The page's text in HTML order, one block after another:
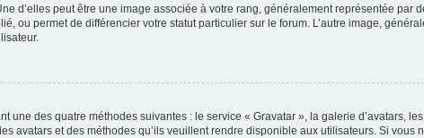
d’elles peut être une image associée à votre rang, généralement représentée par
ou permet de différencier votre statut particulier sur le forum. L’autre image,
des quatre méthodes suivantes : le service « Gravatar », la galerie d’avatars,
avatars et des méthodes qu’ils veuillent rendre disponible aux utilisateurs. Si vous